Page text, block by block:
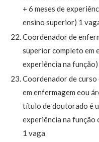
+ 6 meses de
ensino superior) 1
Coordenador de
superior completo em
experiência na
Coordenador de
em enfermagem eou
título de doutorado é
experiência na função
1 vaga